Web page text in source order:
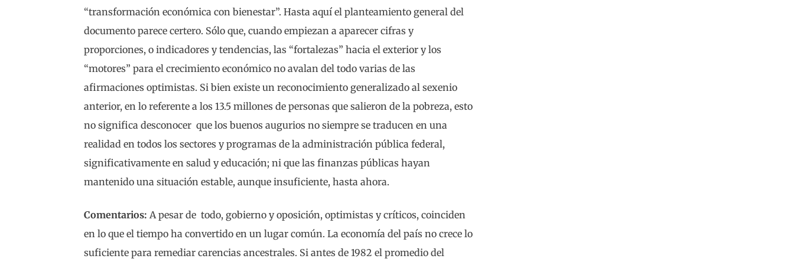
“transformación económica con bienestar”. Hasta aquí el planteamiento general del
documento parece certero. Sólo que, cuando empiezan a aparecer cifras y
proporciones, o indicadores y tendencias, las “fortalezas” hacia el exterior y los
“motores” para el crecimiento económico no avalan del todo varias de las
afirmaciones optimistas. Si bien existe un reconocimiento generalizado al sexenio
anterior, en lo referente a los 13.5 millones de personas que salieron de la pobreza, esto
no significa desconocer que los buenos augurios no siempre se traducen en una
realidad en todos los sectores y programas de la administración pública federal,
significativamente en salud y educación; ni que las finanzas públicas hayan
mantenido una situación estable, aunque insuficiente, hasta ahora.
Comentarios: A pesar de todo, gobierno y oposición, optimistas y críticos, coinciden
en lo que el tiempo ha convertido en un lugar común. La economía del país no crece lo
suficiente para remediar carencias ancestrales. Si antes de 1982 el promedio del